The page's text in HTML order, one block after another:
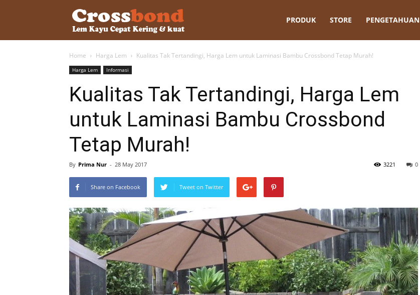
–
Lem
Kayu,
HPL,
Kertas,
PRODUK STORE PENGETAHUAN
Home Harga Lem Kualitas Tak Tertandingi, Harga Lem untuk Laminasi Bambu Crossbond Tetap Murah!
Harga Lem Informasi
Kualitas Tak Tertandingi, Harga Lem
untuk Laminasi Bambu Crossbond
Tetap Murah!
By Prima Nur - 28 May 2017 0
3221
Share on Facebook Tweet on Twitter